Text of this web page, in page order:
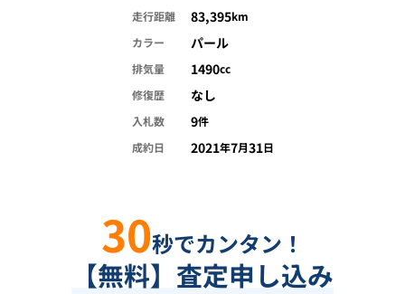
走行距離 83,395km
カラー
パール
排気量 1490cc
修復歴
なし
入札数 9件
成約日
2021年7月31日
30秒でカンタン！
【無料】査定申し込み